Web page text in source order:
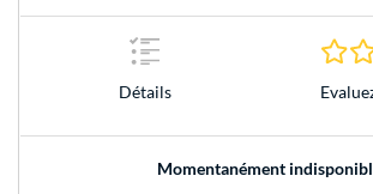
Détails
Momentanément